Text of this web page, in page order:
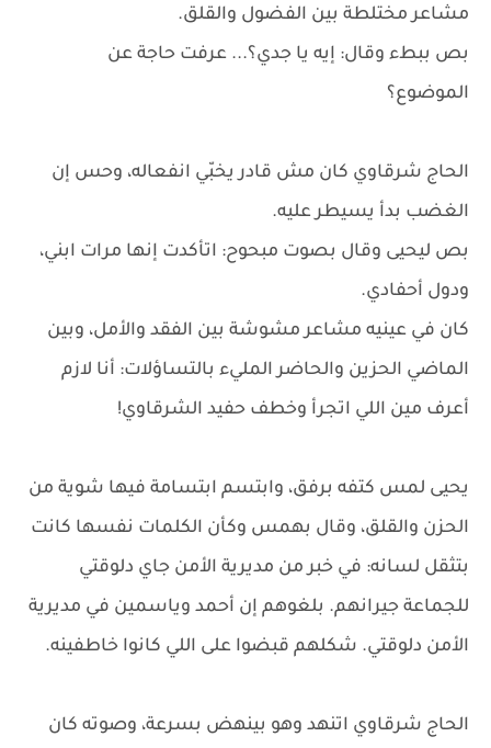
مشاعر مختلطة بين الفضول والقلق.
بص ببطء وقال: إيه يا جدي؟... عرفت حاجة عن
الموضوع؟
الحاج شرقاوي كان مش قادر يخبّي انفعاله، وحس إن
الغضب بدأ يسيطر عليه.
بص ليحيى وقال بصوت مبحوح: اتأكدت إنها مرات ابني،
ودول أحفادي.
كان في عينيه مشاعر مشوشة بين الفقد والأمل، وبين
الماضي الحزين والحاضر المليء بالتساؤلات: أنا لازم
أعرف مين اللي اتجرأ وخطف حفيد الشرقاوي!
يحيى لمس كتفه برفق، وابتسم ابتسامة فيها شوية من
الحزن والقلق، وقال بهمس وكأن الكلمات نفسها كانت
بتثقل لسانه: في خبر من مديرية الأمن جاي دلوقتي
للجماعة جيرانهم. بلغوهم إن أحمد وياسمين في مديرية
الأمن دلوقتي. شكلهم قبضوا على اللي كانوا خاطفينه.
الحاج شرقاوي اتنهد وهو بينهض بسرعة، وصوته كان